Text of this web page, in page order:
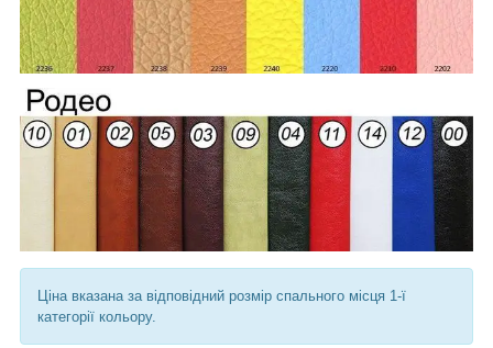
Ціна вказана за відповідний розмір спального місця 1-ї
категорії кольору.